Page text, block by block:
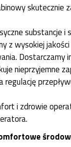
skutecznie
substancje
z wysokiej
Dostarczamy
nieprzyjemne
regulację
i zdrowie